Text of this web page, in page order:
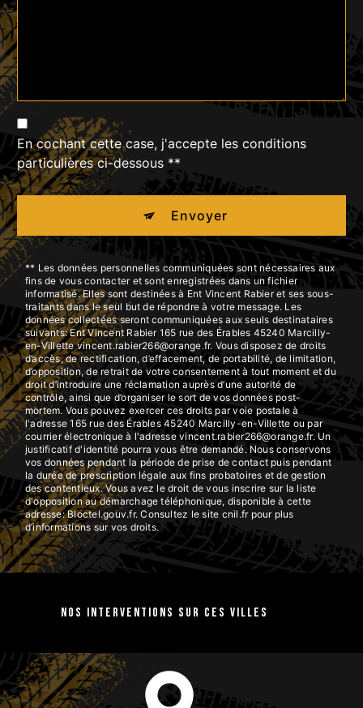
En cochant cette case, j'accepte les conditions
particulières ci-dessous **
Envoyer
** Les données personnelles communiquées sont nécessaires aux
fins de vous contacter et sont enregistrées dans un fichier
informatisé. Elles sont destinées à Ent Vincent Rabier et ses sous-
traitants dans le seul but de répondre à votre message. Les
données collectées seront communiquées aux seuls destinataires
suivants: Ent Vincent Rabier 165 rue des Érables 45240 Marcilly-
en-Villette vincent.rabier266@orange.fr. Vous disposez de droits
d’accès, de rectification, d’effacement, de portabilité, de limitation,
d’opposition, de retrait de votre consentement à tout moment et du
droit d’introduire une réclamation auprès d’une autorité de
contrôle, ainsi que d’organiser le sort de vos données post-
mortem. Vous pouvez exercer ces droits par voie postale à
l'adresse 165 rue des Érables 45240 Marcilly-en-Villette ou par
courrier électronique à l'adresse vincent.rabier266@orange.fr. Un
justificatif d'identité pourra vous être demandé. Nous conservons
vos données pendant la période de prise de contact puis pendant
la durée de prescription légale aux fins probatoires et de gestion
des contentieux. Vous avez le droit de vous inscrire sur la liste
d'opposition au démarchage téléphonique, disponible à cette
adresse:Bloctel.gouv.fr. Consultez le site cnil.fr pour plus
d’informations sur vos droits.
Nos interventions sur ces villes